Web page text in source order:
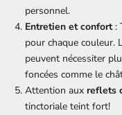
personnel.
Entretien et confort:
pour chaque couleur.
peuvent nécessiter
foncées comme le
Attention aux reflets
tinctoriale teint fort!